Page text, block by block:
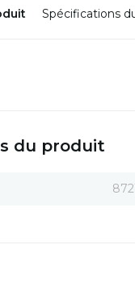
Spécifications
du produit